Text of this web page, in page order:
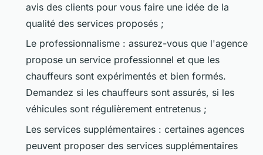
avis des clients pour vous faire une idée de la
qualité des services proposés ;
Le professionnalisme : assurez-vous que l'agence
propose un service professionnel et que les
chauffeurs sont expérimentés et bien formés.
Demandez si les chauffeurs sont assurés, si les
véhicules sont régulièrement entretenus ;
Les services supplémentaires : certaines agences
peuvent proposer des services supplémentaires